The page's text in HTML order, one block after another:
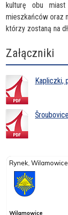
kulturę obu miast
mieszkańców oraz
którzy zostaną na
Załączniki
Kapliczki,